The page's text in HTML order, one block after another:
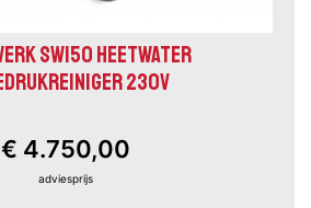
SW150 HEETWATER
230V
€ 4.750,00
adviesprijs